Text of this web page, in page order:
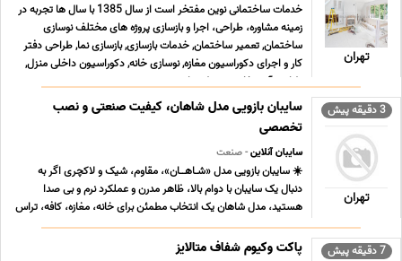
تهران
خدمات ساختمانی نوین مفتخر است از سال 1385 با سال ها تجربه در
زمینه مشاوره، طراحی، اجرا و بازسازی پروژه های مختلف نوسازی
ساختمان, تعمیر ساختمان, خدمات بازسازی, بازسازی نما, طراحی دفتر
کار و اجرای دکوراسیون مغازه, نوسازی خانه, دکوراسیون داخلی منزل,
طراحی آشپزخانه, محوطه سازی و نصب ... ...
3 دقیقه پیش
تهران
سایبان بازویی مدل شاهان، کیفیت صنعتی و نصب
تخصصی
سایبان آنلاین- صنعت
☀️ سایبان بازویی مدل «شـاهــان»، مقاوم، شیک و لاکچری اگر به
دنبال یک سایبان با دوام بالا، ظاهر مدرن و عملکرد نرم و بی صدا
هستید، مدل شاهان یک انتخاب مطمئن برای خانه، مغازه، کافه، تراس
و کسب و کار شماست. چرا سایبان شاهان؟ انتخابی برای کسانی که به
دنبال کیفیتِ فنی و لاکچری، استقامت ... ...
7 دقیقه پیش پاکت وکیوم شفاف متالایز